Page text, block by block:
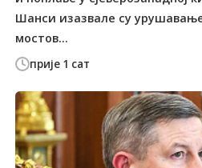
прије 1 сат
Шанси изазвале су
мостов...